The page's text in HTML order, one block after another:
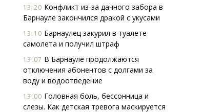
13:20 Конфликт из-за дачного забора в
Барнауле закончился дракой с укусами
13:10 Барнаулец закурил в туалете
самолета и получил штраф
13:07 В Барнауле продолжаются
отключения абонентов с долгами за
воду и водоотведение
13:00 Головная боль, бессонница и
слезы. Как детская тревога маскируется